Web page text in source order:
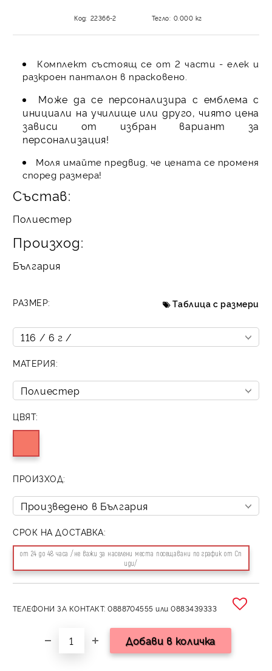
Код: 22366-2 Тегло: 0.000 кг
Комплект състоящ се от 2 части - елек и
разкроен панталон в прасковено.
Може да се персонализира с емблема с
инициали на училище или друго, чиято цена
зависи от избран вариант за
персонализация!
Моля имайте предвид, че цената се променя
според размера!
Състав:
Полиестер
Произход:
България
РАЗМЕР: Таблица с размери
МАТЕРИЯ:
ЦВЯТ:
ПРОИЗХОД:
СРОК НА ДОСТАВКА:
от 24 до 48 часа /не важи за населени места посещавани по график от Сп
иди/
ТЕЛЕФОНИ ЗА КОНТАКТ: 0888704555 или 0883439333